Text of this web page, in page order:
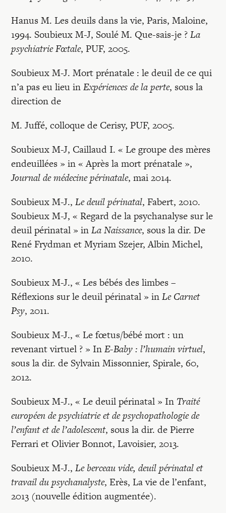
Hanus M. Les deuils dans la vie, Paris, Maloine,
1994. Soubieux M-J, Soulé M. Que-sais-je ?La
psychiatrie Fœtale, PUF, 2005.
Soubieux M-J. Mort prénatale : le deuil de ce qui
n’a pas eu lieu inExpériences de la perte, sous la
direction de
M. Juffé, colloque de Cerisy, PUF, 2005.
Soubieux M-J, Caillaud I. « Le groupe des mères
endeuillées » in « Après la mort prénatale »,
Journal de médecine périnatale, mai 2014.
Soubieux M-J.,Le deuil périnatal, Fabert, 2010.
Soubieux M-J, « Regard de la psychanalyse sur le
deuil périnatal » inLa Naissance, sous la dir. De
René Frydman et Myriam Szejer, Albin Michel,
2010.
Soubieux M-J., « Les bébés des limbes –
Réflexions sur le deuil périnatal » inLe Carnet
Psy, 2011.
Soubieux M-J., « Le fœtus/bébé mort : un
revenant virtuel ? » InE-Baby : l’humain virtuel,
sous la dir. de Sylvain Missonnier, Spirale, 60,
2012.
Soubieux M-J., « Le deuil périnatal » In Traité
européen de psychiatrie et de psychopathologie de
l’enfant et de l’adolescent, sous la dir. de Pierre
Ferrari et Olivier Bonnot, Lavoisier, 2013.
Soubieux M-J.,Le berceau vide, deuil périnatal et
travail du psychanalyste, Erès, La vie de l’enfant,
2013 (nouvelle édition augmentée).